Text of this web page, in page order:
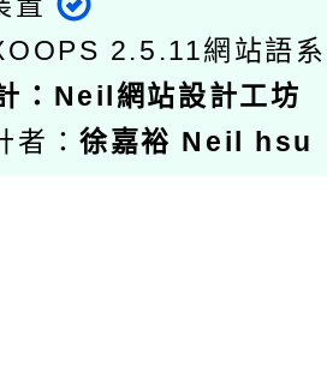
2.5.11網站語
： Neil網站設計工坊
者：徐嘉裕 Neil hsu